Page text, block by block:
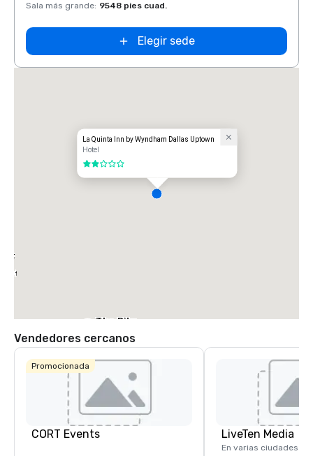
Sala más grande: 9548 pies cuad.
Elegir sede
La Quinta Inn by Wyndham Dallas Uptown
Hotel
2 de 5
The Ritz-
Dallas Hotel
Crowne Plaza
Dallas
Downtown
Vendedores cercanos
Promocionada
CORT Events LiveTen Media
En varias ciudades